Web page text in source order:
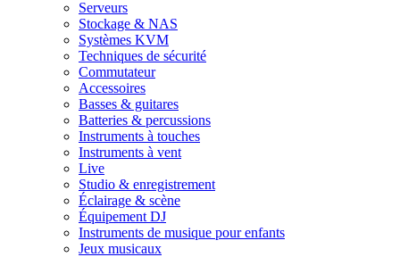
Serveurs
Stockage & NAS
Systèmes KVM
Techniques de sécurité
Commutateur
Accessoires
Basses & guitares
Batteries & percussions
Instruments à touches
Instruments à vent
Live
Studio & enregistrement
Éclairage & scène
Équipement DJ
Instruments de musique pour enfants
Jeux musicaux